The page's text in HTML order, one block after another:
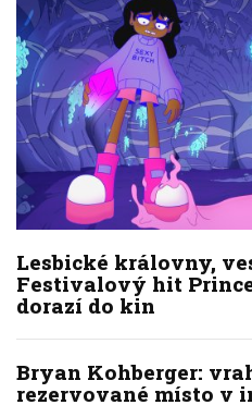
Lesbické královny,
Festivalový hit
dorazí do kin
Bryan Kohberger:
rezervované místo v